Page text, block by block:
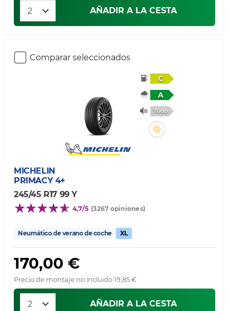
AÑADIR A LA CESTA
Comparar seleccionados
C
A
70db
MICHELIN
PRIMACY 4+
245/45 R17 99 Y
4,7/5 (3267 opiniones)
Neumático de verano de coche XL
170,00 €
Precio de montaje no incluido 19,85 €
AÑADIR A LA CESTA